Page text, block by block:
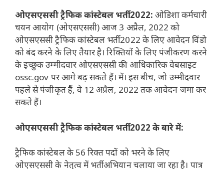
ओएसएससी ट्रैफिक कांस्टेबल भर्ती 2022: ओडिशा कर्मचारी
चयन आयोग (ओएसएससी) आज 3 अप्रैल, 2022 को
ओएसएससी ट्रैफिक कांस्टेबल भर्ती 2022 के लिए आवेदन विंडो
को बंद करने के लिए तैयार है। रिक्तियों के लिए पंजीकरण करने
के इच्छुक उम्मीदवार ओएसएससी की आधिकारिक वेबसाइट
ossc.gov पर आगे बढ़ सकते हैं। में। इस बीच, जो उम्मीदवार
पहले से पंजीकृत हैं, वे 12 अप्रैल, 2022 तक आवेदन जमा कर
सकते हैं।
ओएसएससी ट्रैफिक कांस्टेबल भर्ती 2022 के बारे में:
ट्रैफिक कांस्टेबल के 56 रिक्त पदों को भरने के लिए
ओएसएससी के नेतृत्व में भर्ती अभियान चलाया जा रहा है। पात्र